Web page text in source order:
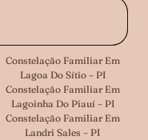
Constelação Familiar Em
Lagoa Do Sítio – PI
Constelação Familiar Em
Lagoinha Do Piauí – PI
Constelação Familiar Em
Landri Sales – PI